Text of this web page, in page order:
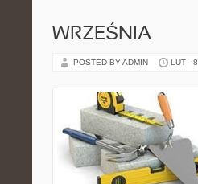
WRZEŚNIA
POSTED BY ADMIN LUT -